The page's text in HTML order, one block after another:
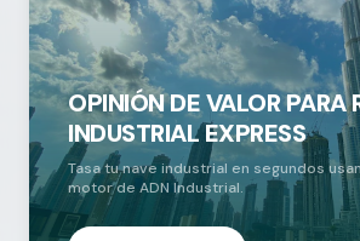
OPINIÓN DE VALOR PARA
INDUSTRIAL EXPRESS
Tasa tu nave industrial en segundos
motor de ADN Industrial.